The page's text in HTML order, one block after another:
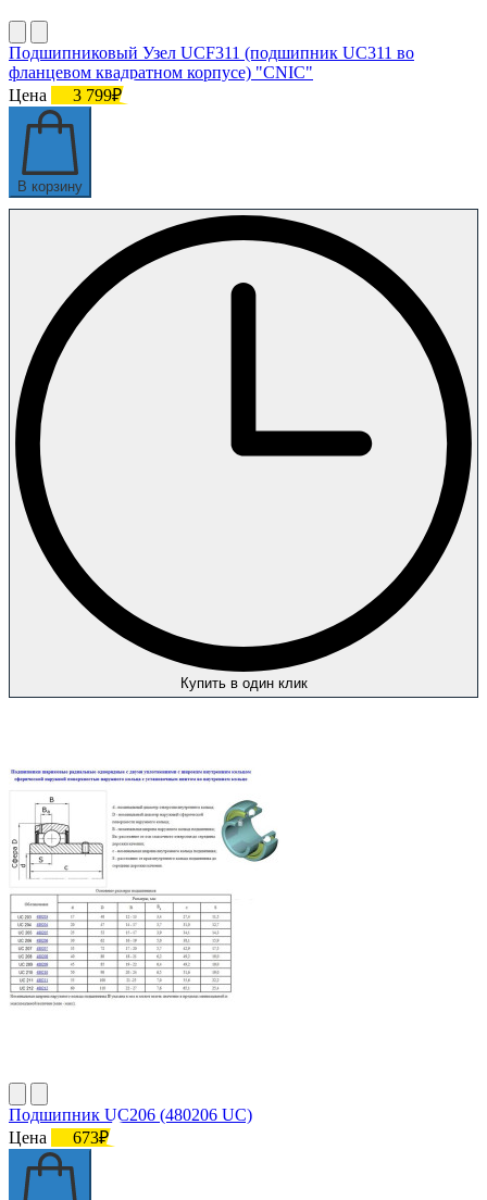
Подшипниковый Узел UCF311 (подшипник UC311 во
фланцевом квадратном корпусе) "CNIC"
Цена
3 799₽
В корзину
Купить в один клик
Подшипник UC206 (480206 UC)
Цена
673₽